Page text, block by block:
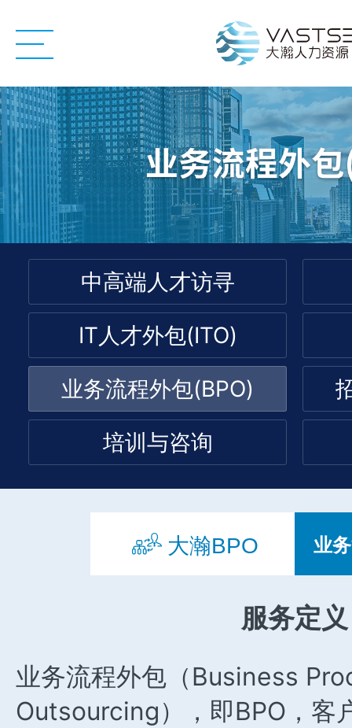
中高端人才访寻
IT人才外包(ITO)
业务流程外包(BPO)
培训与咨询
服务定义
业务流程外包（Business
Outsourcing），即BPO，客